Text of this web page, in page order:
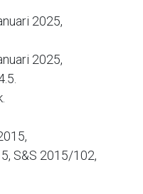
2025,
2025,
S&S 2015/102,